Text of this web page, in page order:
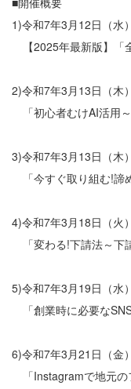
1)令和7年3月12日（水
【2025年最新版】「
2)令和7年3月13日（木
「初心者むけAI活用
3)令和7年3月13日（木
「今すぐ取り組む!諦
4)令和7年3月18日（火
「変わる!下請法～下
5)令和7年3月19日（水
「創業時に必要な
6)令和7年3月21日（金
「Instagramで地元の